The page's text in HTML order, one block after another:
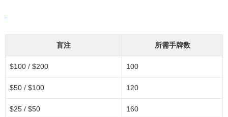
盲注 所需手牌数
$100 / $200 100
$50 / $100 120
$25 / $50 160